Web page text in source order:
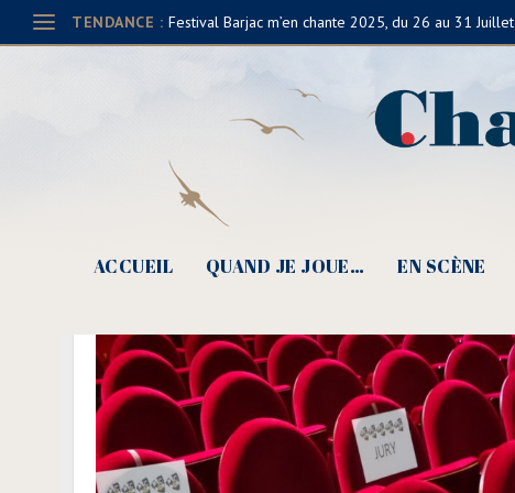
TENDANCE : Festival Barjac m’en chante 2025, du 26 au 31 Juillet
ACCUEIL QUAND JE JOUE… EN SCÈNE